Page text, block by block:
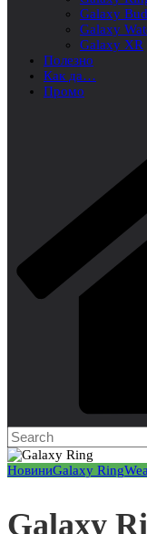
Galaxy
Galaxy
Galaxy XR
Полезно
Как да…
Промо
НовиниGalaxy Ring
Galaxy